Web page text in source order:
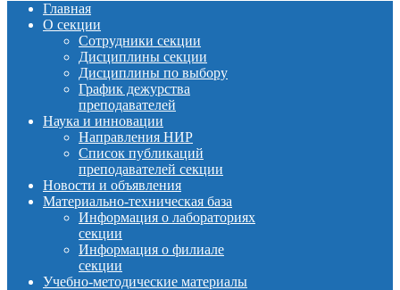
Главная
О секции
Сотрудники секции
Дисциплины секции
Дисциплины по выбору
График дежурства
преподавателей
Наука и инновации
Направления НИР
Список публикаций
преподавателей секции
Новости и объявления
Материально-техническая база
Информация о лабораториях
секции
Информация о филиале
секции
Учебно-методические материалы